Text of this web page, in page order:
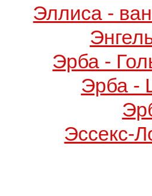
Эллиса -
Эрба -
Эрба -
Эссекс-